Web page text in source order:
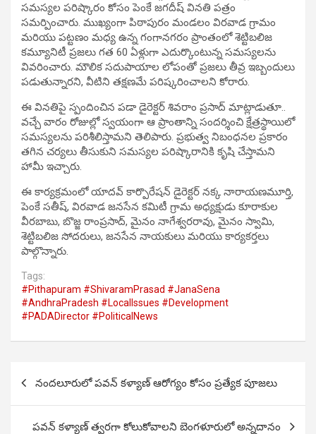
సమస్యల పరిష్కారం కోసం పెంకే జగదీష్ వినతి పత్రం
సమర్పించారు. ముఖ్యంగా పిఠాపురం మండలం విరవాడ గ్రామం
మరియు పట్టణం మధ్య ఉన్న గంగానగరం ప్రాంతంలో శెట్టిబలిజ
కమ్యూనిటీ ప్రజలు గత 60 ఏళ్లుగా ఎదుర్కొంటున్న సమస్యలను
వివరించారు. మౌలిక సదుపాయాల లోపంతో ప్రజలు తీవ్ర ఇబ్బందులు
పడుతున్నారని, వీటిని తక్షణమే పరిష్కరించాలని కోరారు.
ఈ వినతిపై స్పందించిన పడా డైరెక్టర్ శివరాం ప్రసాద్ మాట్లాడుతూ..
వచ్చే వారం రోజుల్లో స్వయంగా ఆ ప్రాంతాన్ని సందర్శించి క్షేత్రస్థాయిలో
సమస్యలను పరిశీలిస్తామని తెలిపారు. ప్రభుత్వ నిబంధనల ప్రకారం
తగిన చర్యలు తీసుకుని సమస్యల పరిష్కారానికి కృషి చేస్తామని
హామీ ఇచ్చారు.
ఈ కార్యక్రమంలో యాదవ్ కార్పొరేషన్ డైరెక్టర్ నక్క నారాయణమూర్తి,
పెంకే సతీష్, విరవాడ జనసేన కమిటీ గ్రామ అధ్యక్షుడు కూరాకుల
వీరబాబు, బొజ్జ రాంప్రసాద్, మైనం నాగేశ్వరరావు, మైనం స్వామి,
శెట్టిబలిజ సోదరులు, జనసేన నాయకులు మరియు కార్యకర్తలు
పాల్గొన్నారు.
Tags:
#Pithapuram #ShivaramPrasad #JanaSena
#AndhraPradesh #LocalIssues #Development
#PADADirector #PoliticalNews
నందలూరులో పవన్ కళ్యాణ్ ఆరోగ్యం కోసం ప్రత్యేక పూజలు
పవన్ కళ్యాణ్ త్వరగా కోలుకోవాలని బెంగళూరులో అన్నదానం